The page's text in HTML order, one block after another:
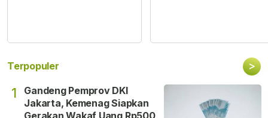
Terpopuler >
1
Gandeng Pemprov DKI
Jakarta, Kemenag Siapkan